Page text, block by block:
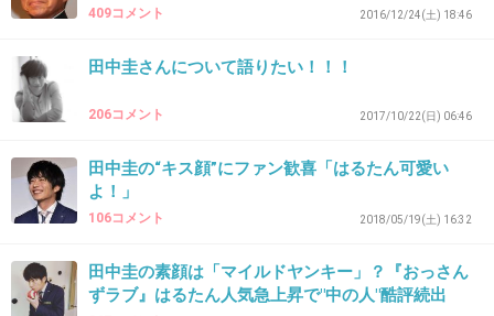
今日新メンバー登場２時間スペシャルとかだったの？知ら
37. 匿名 2018/09/13(木) 22:15:01
ドラマに映画に引っ張りだこなのに、続けられ
橋本環奈といい、2人共お休みばっかりになり
409コメント 2016/12/24(土) 18:46
田中圭さんについて語りたい！！！
206コメント 2017/10/22(日) 06:46
田中圭の“キス顔”にファン歓喜「はるたん可愛い
よ！」
106コメント 2018/05/19(土) 16:32
田中圭の素顔は「マイルドヤンキー」？『おっさん
ずラブ』はるたん人気急上昇で"中の人"酷評続出